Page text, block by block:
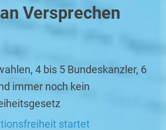
Versprechen
4 bis 5 Bundeskanzler, 6
immer noch kein
startet